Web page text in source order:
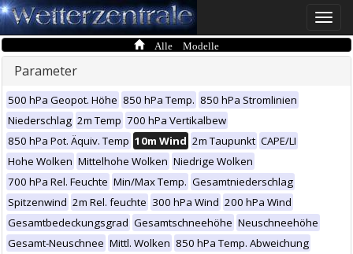
Toggle
Alle Modelle
Parameter
500 hPa Geopot. Höhe 850 hPa Temp. 850 hPa Stromlinien
Niederschlag 2m Temp 700 hPa Vertikalbew
850 hPa Pot. Äquiv. Temp 10m Wind 2m Taupunkt CAPE/LI
Hohe Wolken Mittelhohe Wolken Niedrige Wolken
700 hPa Rel. Feuchte Min/Max Temp. Gesamtniederschlag
Spitzenwind 2m Rel. feuchte 300 hPa Wind 200 hPa Wind
Gesamtbedeckungsgrad Gesamtschneehöhe Neuschneehöhe
Gesamt-Neuschnee Mittl. Wolken 850 hPa Temp. Abweichung